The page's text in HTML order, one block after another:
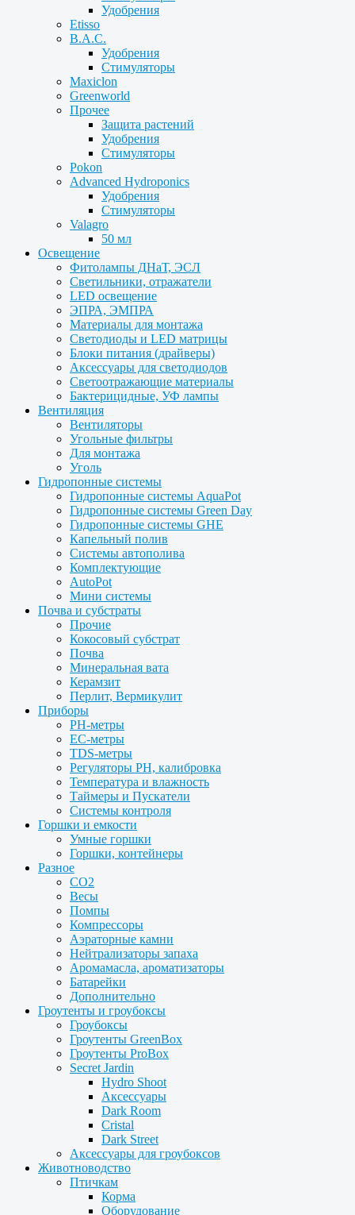
Удобрения
Etisso
B.A.C.
Удобрения
Стимуляторы
Maxiclon
Greenworld
Прочее
Защита растений
Удобрения
Стимуляторы
Pokon
Advanced Hydroponics
Удобрения
Стимуляторы
Valagro
50 мл
Освещение
Фитолампы ДНаТ, ЭСЛ
Светильники, отражатели
LED освещение
ЭПРА, ЭМПРА
Материалы для монтажа
Светодиоды и LED матрицы
Блоки питания (драйверы)
Аксессуары для светодиодов
Светоотражающие материалы
Бактерицидные, УФ лампы
Вентиляция
Вентиляторы
Угольные фильтры
Для монтажа
Уголь
Гидропонные системы
Гидропонные системы AquaPot
Гидропонные системы Green Day
Гидропонные системы GHE
Капельный полив
Системы автополива
Комплектующие
AutoPot
Мини системы
Почва и субстраты
Прочие
Кокосовый субстрат
Почва
Минеральная вата
Керамзит
Перлит, Вермикулит
Приборы
PH-метры
EC-метры
TDS-метры
Регуляторы PH, калибровка
Температура и влажность
Таймеры и Пускатели
Системы контроля
Горшки и емкости
Умные горшки
Горшки, контейнеры
Разное
CO2
Весы
Помпы
Компрессоры
Аэраторные камни
Нейтрализаторы запаха
Аромамасла, ароматизаторы
Батарейки
Дополнительно
Гроутенты и гроубоксы
Гроубоксы
Гроутенты GreenBox
Гроутенты ProBox
Secret Jardin
Hydro Shoot
Аксессуары
Dark Room
Cristal
Dark Street
Аксессуары для гроубоксов
Животноводство
Птичкам
Корма
Оборудование